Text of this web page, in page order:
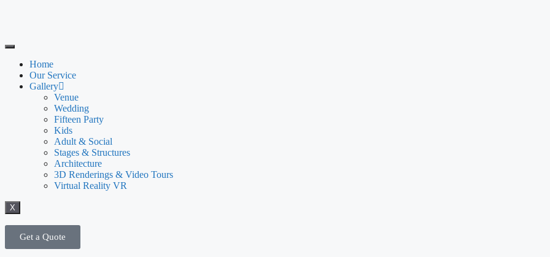
Home
Our Service
Gallery
Venue
Wedding
Fifteen Party
Kids
Adult & Social
Stages & Structures
Architecture
3D Renderings & Video Tours
Virtual Reality VR
X
Get a Quote